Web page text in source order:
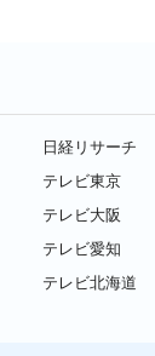
日経リサーチ
テレビ東京
テレビ大阪
テレビ愛知
テレビ北海道